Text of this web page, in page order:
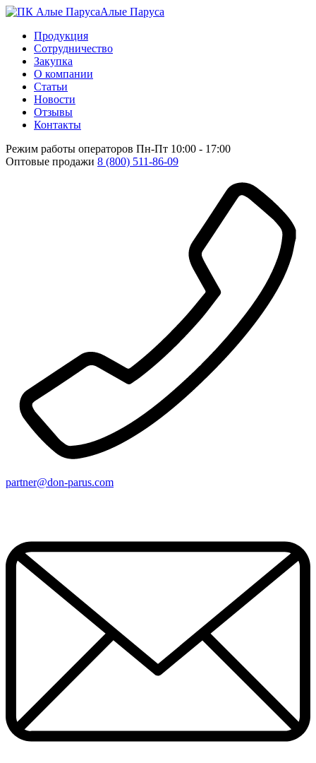
Алые Паруса
Продукция
Сотрудничество
Закупка
О компании
Статьи
Новости
Отзывы
Контакты
Режим работы операторов Пн-Пт 10:00 - 17:00
Оптовые продажи 8 (800) 511-86-09
partner@don-parus.com